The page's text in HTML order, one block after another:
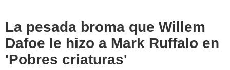
La pesada broma que Willem
Dafoe le hizo a Mark Ruffalo en
'Pobres criaturas'